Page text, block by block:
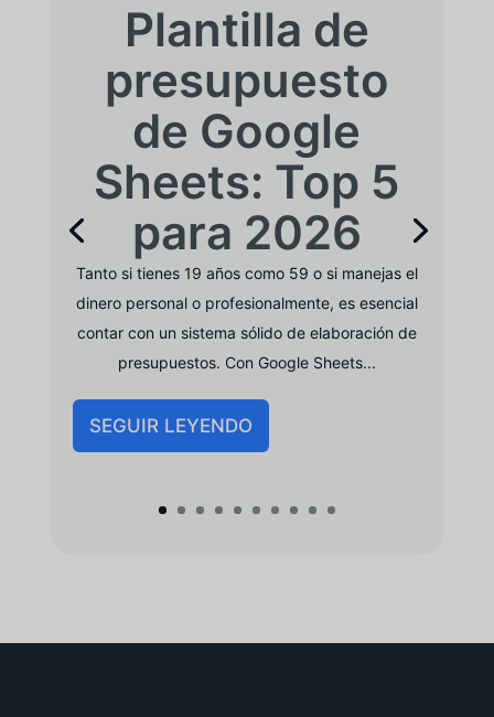
Plantilla de
presupuesto
de Google
Sheets: Top 5
para 2026
Tanto si tienes 19 años como 59 o si manejas el
dinero personal o profesionalmente, es esencial
contar con un sistema sólido de elaboración de
presupuestos. Con Google Sheets...
SEGUIR LEYENDO